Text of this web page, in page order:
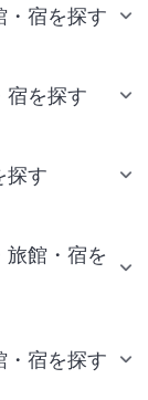
・宿を探す
宿を探す
探す
旅館・宿を
・宿を探す